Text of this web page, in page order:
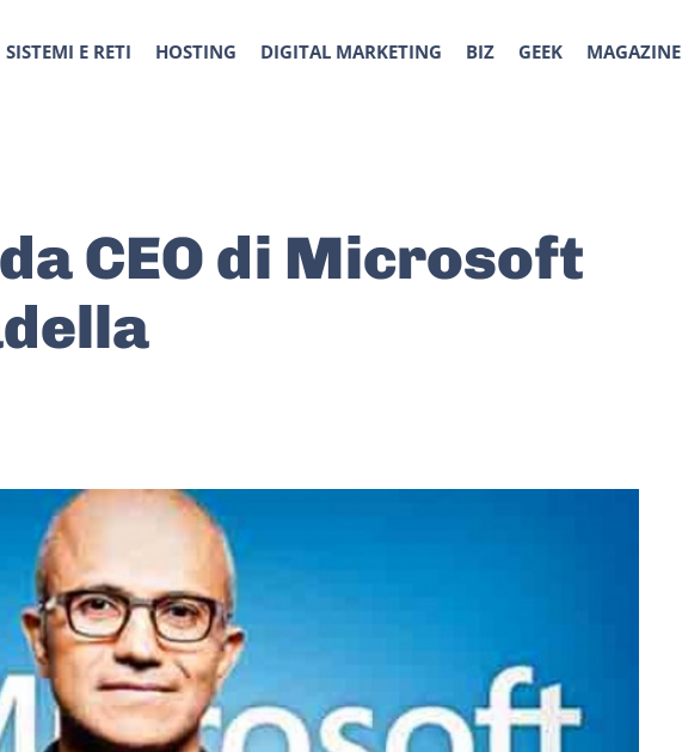
SISTEMI E RETI HOSTING DIGITAL MARKETING BIZ GEEK MAGAZINE
CEO di Microsoft